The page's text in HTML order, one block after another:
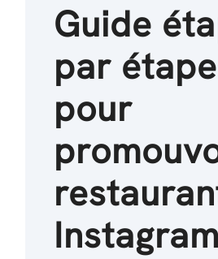
Guide
par étape
pour
Instagram